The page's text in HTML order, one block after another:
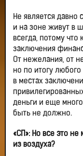
Не является давно
и на зоне живут в
всегда, потому что
заключения
От нежелания, от
но по итогу
в местах
деньги и еще
быть не должно.
«СП»: Но все это не
из воздуха?